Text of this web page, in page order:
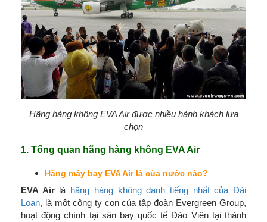
Hãng hàng không EVA Air được nhiều hành khách lựa
chọn
1. Tổng quan hãng hàng không EVA Air
Hãng máy bay EVA Air là cùa nước nào?
EVA Airlà hãng hàng không danh tiếng nhất của Đài
Loan, là một công ty con của tập đoàn Evergreen Group,
hoạt động chính tại sân bay quốc tế Đào Viên tại thành